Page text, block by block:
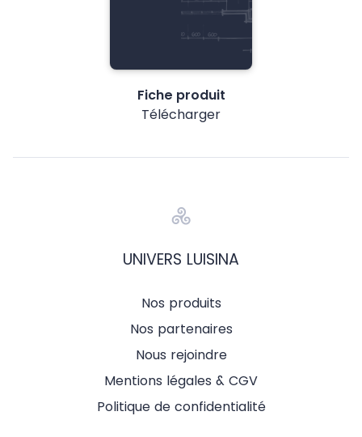
Fiche produit
Télécharger
UNIVERS LUISINA
Nos produits
Nos partenaires
Nous rejoindre
Mentions légales & CGV
Politique de confidentialité